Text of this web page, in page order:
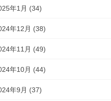
年1月 (34)
年12月 (38)
年11月 (49)
年10月 (44)
年9月 (37)